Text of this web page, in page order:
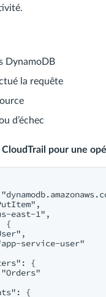
DynamoDB
la requête
d’échec
CloudTrail pour une
east-1",
{
service-user"
{
{